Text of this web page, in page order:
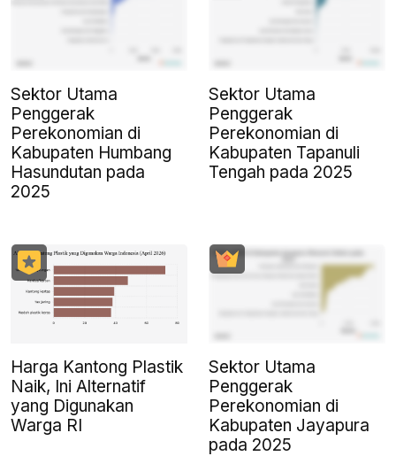
Sektor Utama
Penggerak
Perekonomian di
Kabupaten Humbang
Hasundutan pada
2025
Sektor Utama
Penggerak
Perekonomian di
Kabupaten Tapanuli
Tengah pada 2025
Harga Kantong Plastik
Naik, Ini Alternatif
yang Digunakan
Warga RI
Sektor Utama
Penggerak
Perekonomian di
Kabupaten Jayapura
pada 2025